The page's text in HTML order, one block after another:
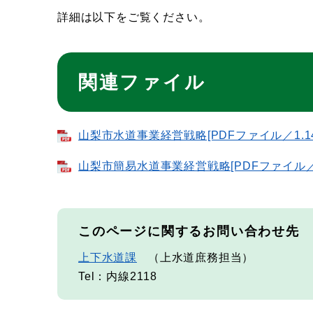
詳細は以下をご覧ください。
関連ファイル
山梨市水道事業経営戦略[PDFファイル／
山梨市簡易水道事業経営戦略[PDFファイル
このページに関するお問い合わせ先
上下水道課
上水道庶務担当
Tel：内線2118